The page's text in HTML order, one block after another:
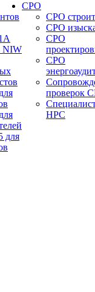
NIW
для
СРО
СРО
СРО
СРО
СРО
проверок
НРС